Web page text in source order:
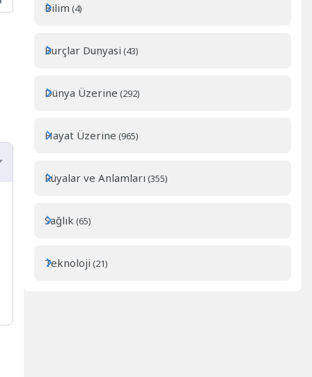
Bilim (4)
Burçlar Dunyasi (43)
Dünya Üzerine (292)
Hayat Üzerine (965)
Rüyalar ve Anlamları (355)
Sağlık (65)
Teknoloji (21)